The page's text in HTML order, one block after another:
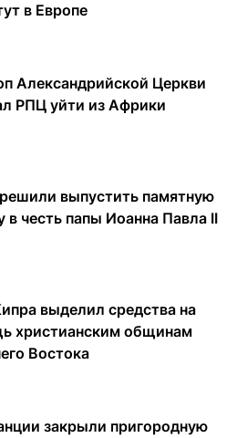
в Европе
Александрийской Церкви
РПЦ уйти из Африки
выпустить памятную
в честь папы Иоанна Павла II
выделил средства на
христианским общинам
Востока
закрыли пригородную